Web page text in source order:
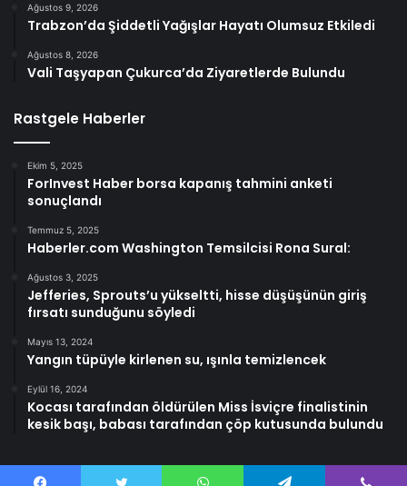
Ağustos 9, 2026
Trabzon’da Şiddetli Yağışlar Hayatı Olumsuz Etkiledi
Ağustos 8, 2026
Vali Taşyapan Çukurca’da Ziyaretlerde Bulundu
Rastgele Haberler
Ekim 5, 2025
ForInvest Haber borsa kapanış tahmini anketi
sonuçlandı
Temmuz 5, 2025
Haberler.com Washington Temsilcisi Rona Sural:
Ağustos 3, 2025
Jefferies, Sprouts’u yükseltti, hisse düşüşünün giriş
fırsatı sunduğunu söyledi
Mayıs 13, 2024
Yangın tüpüyle kirlenen su, ışınla temizlencek
Eylül 16, 2024
Kocası tarafından öldürülen Miss İsviçre finalistinin
kesik başı, babası tarafından çöp kutusunda bulundu